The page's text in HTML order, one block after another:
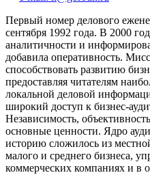
Первый номер делового
сентября 1992 года. В 2000
аналитичности и
добавила оперативность.
способствовать развитию
предоставляя читателям
локальной деловой
широкий доступ к бизнес-
Независимость,
основные ценности. Ядро
историю сложилось из
малого и среднего бизнеса,
коммерческих компаниях и в